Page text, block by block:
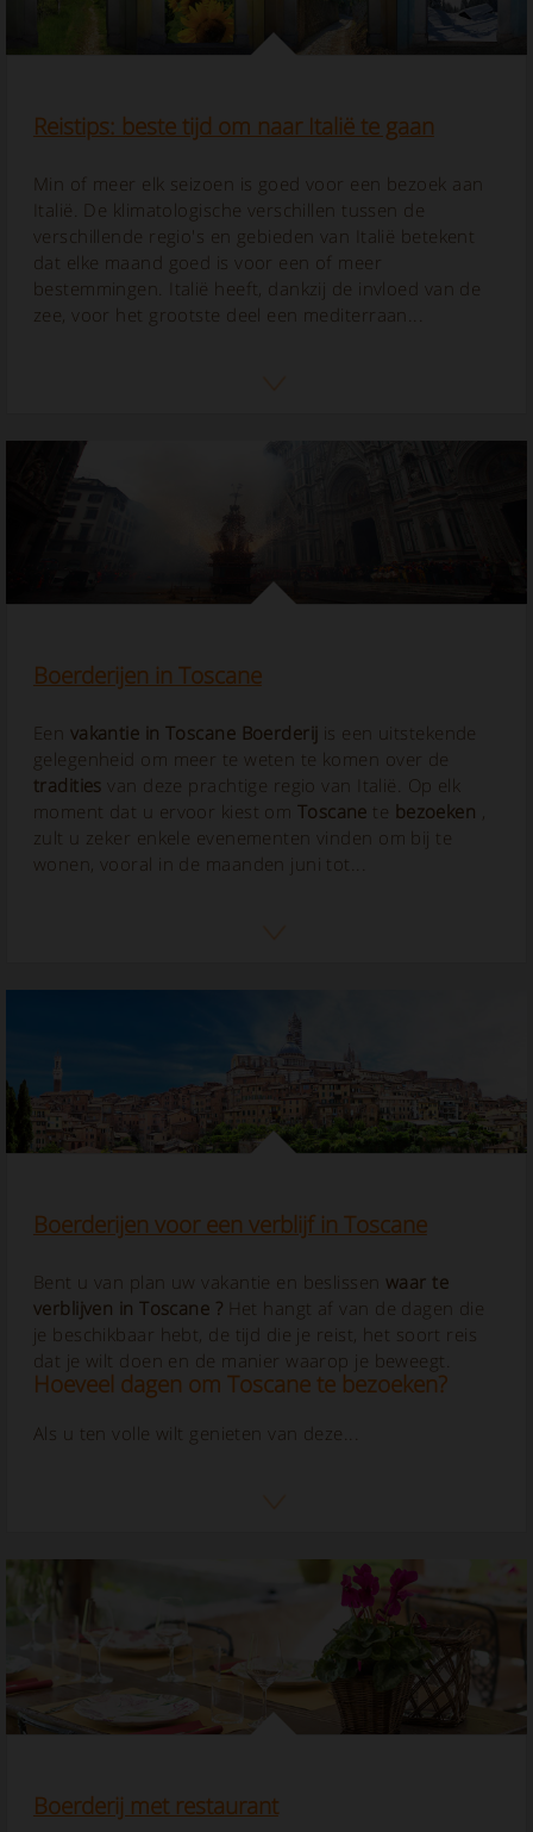
Reistips: beste tijd om naar Italië te gaan
Min of meer elk seizoen is goed voor een bezoek aan
Italië. De klimatologische verschillen tussen de
verschillende regio's en gebieden van Italië betekent
dat elke maand goed is voor een of meer
bestemmingen. Italië heeft, dankzij de invloed van de
zee, voor het grootste deel een mediterraan...
Boerderijen in Toscane
Een vakantie in Toscane Boerderij is een uitstekende
gelegenheid om meer te weten te komen over de
tradities van deze prachtige regio van Italië. Op elk
moment dat u ervoor kiest om Toscane te bezoeken
zult u zeker enkele evenementen vinden om bij te
wonen, vooral in de maanden juni tot...
Boerderijen voor een verblijf in Toscane
Bent u van plan uw vakantie en beslissen waar te
verblijven in Toscane ? Het hangt af van de dagen die
je beschikbaar hebt, de tijd die je reist, het soort reis
dat je wilt doen en de manier waarop je beweegt.
Hoeveel dagen om Toscane te bezoeken?
Als u ten volle wilt genieten van deze...
Boerderij met restaurant